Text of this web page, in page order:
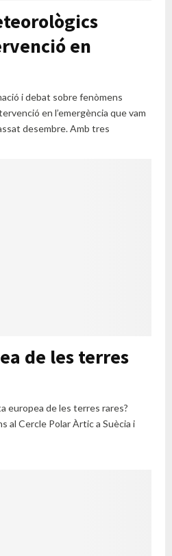
en
i debat sobre fenòmens
en l’emergència que vam
desembre. Amb tres
de les terres
europea de les terres rares?
al Cercle Polar Àrtic a Suècia i